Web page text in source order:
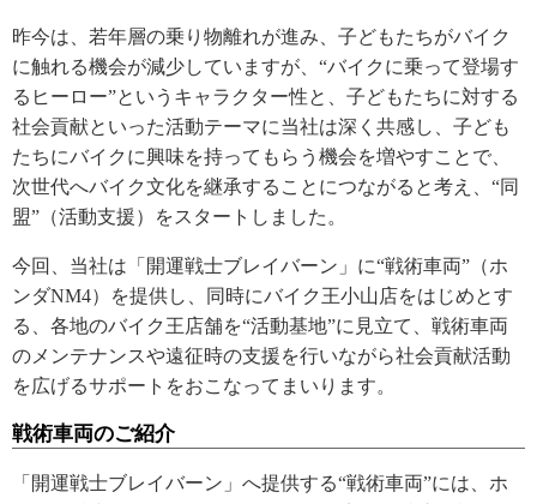
昨今は、若年層の乗り物離れが進み、子どもたちがバイク
に触れる機会が減少していますが、“バイクに乗って登場す
るヒーロー”というキャラクター性と、子どもたちに対する
社会貢献といった活動テーマに当社は深く共感し、子ども
たちにバイクに興味を持ってもらう機会を増やすことで、
次世代へバイク文化を継承することにつながると考え、“同
盟”（活動支援）をスタートしました。
今回、当社は「開運戦士ブレイバーン」に“戦術車両”（ホ
ンダNM4）を提供し、同時にバイク王小山店をはじめとす
る、各地のバイク王店舗を“活動基地”に見立て、戦術車両
のメンテナンスや遠征時の支援を行いながら社会貢献活動
を広げるサポートをおこなってまいります。
戦術車両のご紹介
「開運戦士ブレイバーン」へ提供する“戦術車両”には、ホ